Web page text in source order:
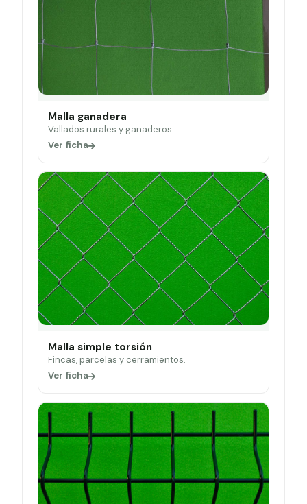
Malla ganadera
Vallados rurales y ganaderos.
Ver ficha
Malla simple torsión
Fincas, parcelas y cerramientos.
Ver ficha